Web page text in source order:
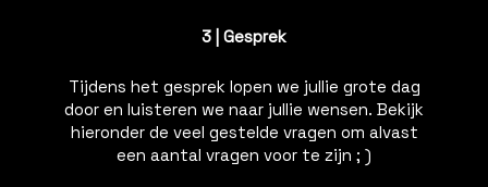
3 | Gesprek
Tijdens het gesprek lopen we jullie grote dag
door en luisteren we naar jullie wensen. Bekijk
hieronder de veel gestelde vragen om alvast
een aantal vragen voor te zijn ; )